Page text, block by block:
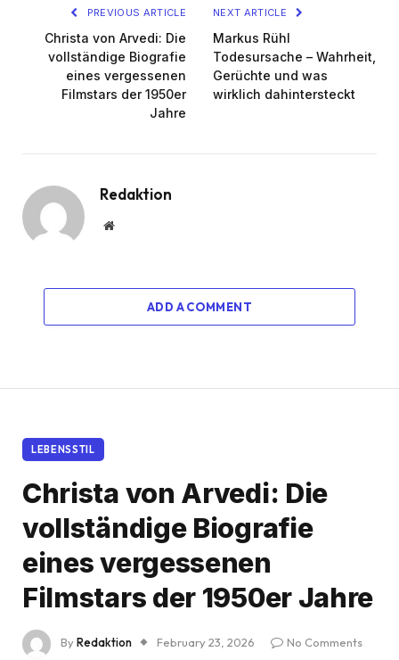
PREVIOUS ARTICLE
Christa von Arvedi: Die
vollständige Biografie
eines vergessenen
Filmstars der 1950er
Jahre
NEXT ARTICLE
Markus Rühl
Todesursache – Wahrheit,
Gerüchte und was
wirklich dahintersteckt
Redaktion
Website
ADD A COMMENT
LEBENSSTIL
Christa von Arvedi: Die
vollständige Biografie
eines vergessenen
Filmstars der 1950er Jahre
ByRedaktion February 23, 2026
No Comments